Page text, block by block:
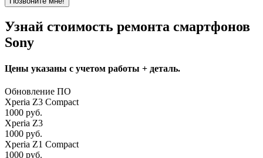
Узнай стоимость ремонта смартфонов
Sony
Цены указаны с учетом работы + деталь.
Обновление ПО
Xperia Z3 Compact
1000 руб.
Xperia Z3
1000 руб.
Xperia Z1 Compact
1000 руб.